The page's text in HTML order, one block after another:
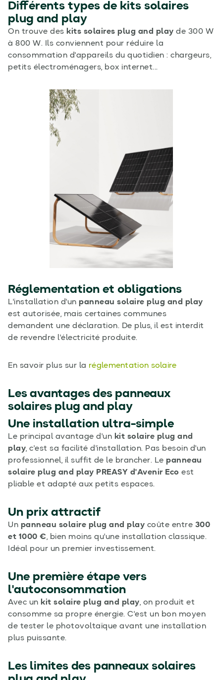
Différents types de kits solaires
plug and play
On trouve des kits solaires plug and play de 300 W
à 800 W. Ils conviennent pour réduire la
consommation d'appareils du quotidien : chargeurs,
petits électroménagers, box internet...
Réglementation et obligations
L'installation d'un panneau solaire plug and play
est autorisée, mais certaines communes
demandent une déclaration. De plus, il est interdit
de revendre l'électricité produite.
En savoir plus sur la réglementation solaire
Les avantages des panneaux
solaires plug and play
Une installation ultra-simple
Le principal avantage d'un kit solaire plug and
play, c'est sa facilité d'installation. Pas besoin d'un
professionnel, il suffit de le brancher. Le panneau
solaire plug and play PREASY d'Avenir Eco est
pliable et adapté aux petits espaces.
Un prix attractif
Un panneau solaire plug and play coûte entre 300
et 1000 €, bien moins qu'une installation classique.
Idéal pour un premier investissement.
Une première étape vers
l'autoconsommation
Avec un kit solaire plug and play, on produit et
consomme sa propre énergie. C'est un bon moyen
de tester le photovoltaïque avant une installation
plus puissante.
Les limites des panneaux solaires